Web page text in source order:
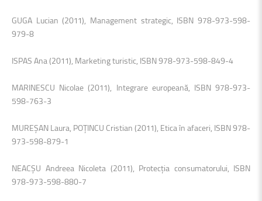
GUGA Lucian (2011), Management strategic, ISBN 978-973-598-
979-8
ISPAS Ana (2011), Marketing turistic, ISBN 978-973-598-849-4
MARINESCU Nicolae (2011), Integrare europeană, ISBN 978-973-
598-763-3
MUREŞAN Laura, POŢINCU Cristian (2011), Etica în afaceri, ISBN 978-
973-598-879-1
NEACŞU Andreea Nicoleta (2011), Protecţia consumatorului, ISBN
978-973-598-880-7